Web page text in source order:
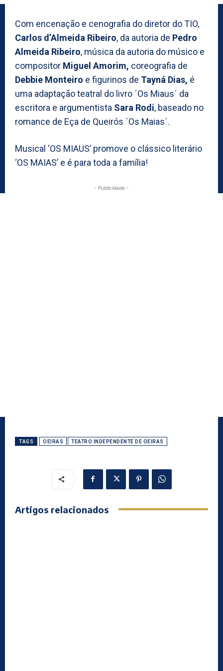
Com encenação e cenografia do diretor do TIO,
Carlos d’Almeida Ribeiro, da autoria de Pedro
Almeida Ribeiro, música da autoria do músico e
compositor Miguel Amorim, coreografia de
Debbie Monteiro e figurinos de Tayná Dias, é
uma adaptação teatral do livro ´Os Miaus´ da
escritora e argumentista Sara Rodi, baseado no
romance de Eça de Queirós ´Os Maias´.
Musical ‘OS MIAUS’ promove o clássico literário
‘OS MAIAS’ e é para toda a família!
- Publicidade -
TAGS OEIRAS TEATRO INDEPENDENTE DE OEIRAS
Artigos relacionados